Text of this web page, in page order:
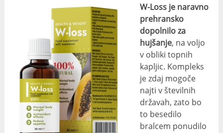
W-Loss je naravno
prehransko
dopolnilo za
hujšanje, na voljo
v obliki topnih
kapljic. Kompleks
je zdaj mogoče
najti v številnih
državah, zato bo
to besedilo
bralcem ponudilo